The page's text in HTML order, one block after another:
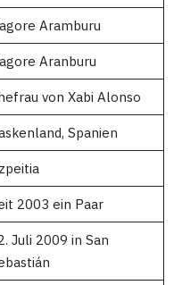
Aramburu
Aranburu
von Xabi Alonso
Spanien
2003 ein Paar
Juli 2009 in San